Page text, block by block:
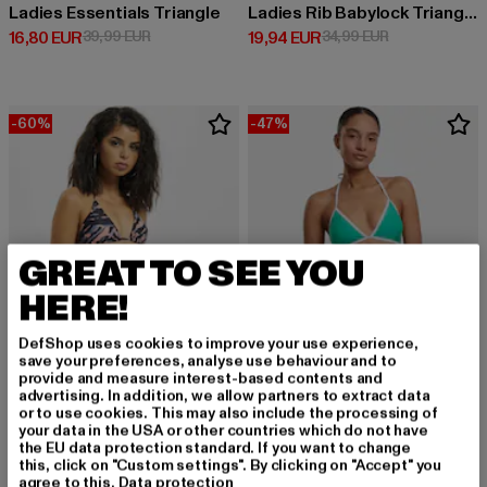
Ladies Essentials Triangle
16,80 EUR
Derzeitiger Preis: 16,80 EUR
39,99 EURAktionspreis: 39,99 EUR
Ladies Rib Babylock Triangle
19,94 EUR
Derzeitiger Preis: 19,94 EUR
34,99 EURAktionspreis:
-60%
URBAN CLASSICS
Tie Dye
20,00 EUR
Derzeitiger Preis: 20,00 EUR
49,99 EURAktionspreis: 49,99 EUR
-47%
URBAN CLASSICS
Ladies Retro Triangle
23,84 EUR
Derzeitiger Preis: 23,84 EUR
44,99 EURAktionspreis:
GREAT TO SEE YOU
HERE!
DefShop uses cookies to improve your use experience,
save your preferences, analyse use behaviour and to
provide and measure interest-based contents and
advertising. In addition, we allow partners to extract data
or to use cookies. This may also include the processing of
your data in the USA or other countries which do not have
the EU data protection standard. If you want to change
this, click on "Custom settings". By clicking on "Accept" you
agree to this. Data protection